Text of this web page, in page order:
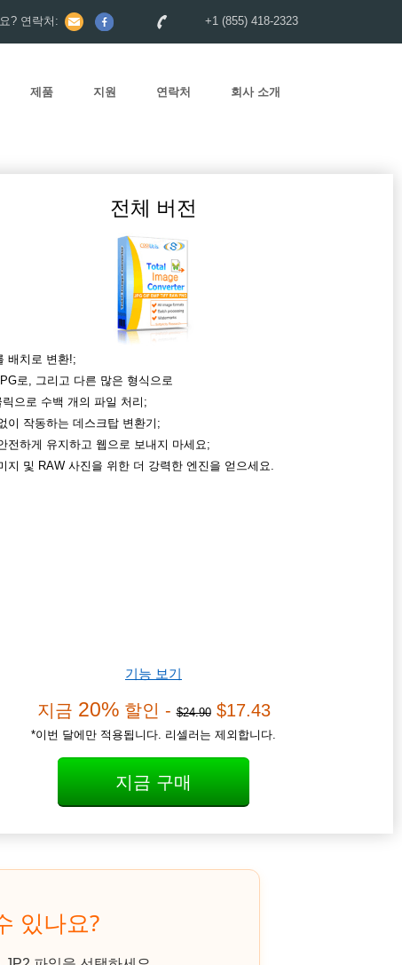
? 연락처: +1 (855) 418-2323
제품 지원 연락처 회사 소개
전체 버전
배치로 변환!;
로, 그리고 다른 많은 형식으로
으로 수백 개의 파일 처리;
이 작동하는 데스크탑 변환기;
전하게 유지하고 웹으로 보내지 마세요;
지 및 RAW 사진을 위한 더 강력한 엔진을 얻으세요.
기능 보기
지금 20%할인 -$24.90$17.43
*이번 달에만 적용됩니다. 리셀러는 제외합니다.
지금 구매
있나요?